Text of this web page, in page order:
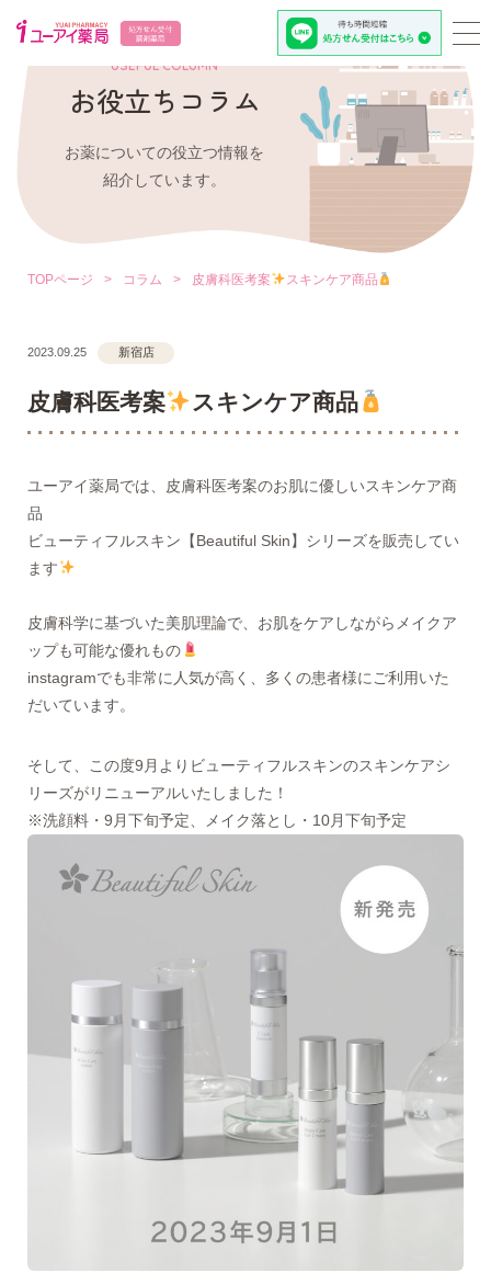
USEFUL COLUMN
お役立ちコラム
お薬についての役立つ情報を
紹介しています。
TOPページ > コラム > 皮膚科医考案 スキンケア商品
2023.09.25 新宿店
皮膚科医考案 スキンケア商品
ユーアイ薬局では、皮膚科医考案のお肌に優しいスキンケア商
品
ビューティフルスキン【Beautiful Skin】シリーズを販売してい
ます
皮膚科学に基づいた美肌理論で、お肌をケアしながらメイクア
ップも可能な優れもの
instagramでも非常に人気が高く、多くの患者様にご利用いた
だいています。
そして、この度9月よりビューティフルスキンのスキンケアシ
リーズがリニューアルいたしました！
※洗顔料・9月下旬予定、メイク落とし・10月下旬予定